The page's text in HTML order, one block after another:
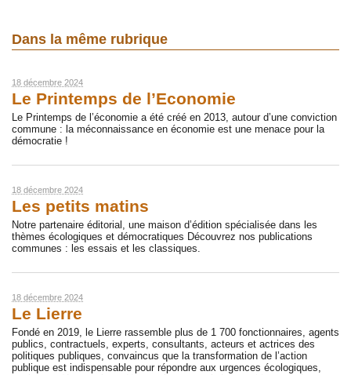
Dans la même rubrique
18 décembre 2024
Le Printemps de l’Economie
Le Printemps de l’économie a été créé en 2013, autour d’une conviction
commune : la méconnaissance en économie est une menace pour la
démocratie !
18 décembre 2024
Les petits matins
Notre partenaire éditorial, une maison d’édition spécialisée dans les
thèmes écologiques et démocratiques Découvrez nos publications
communes : les essais et les classiques.
18 décembre 2024
Le Lierre
Fondé en 2019, le Lierre rassemble plus de 1 700 fonctionnaires, agents
publics, contractuels, experts, consultants, acteurs et actrices des
politiques publiques, convaincus que la transformation de l’action
publique est indispensable pour répondre aux urgences écologiques,